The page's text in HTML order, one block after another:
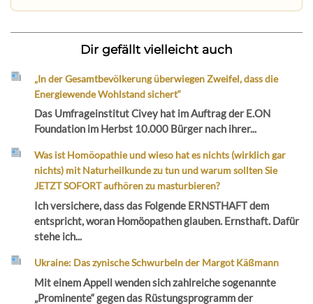
Dir gefällt vielleicht auch
„In der Gesamtbevölkerung überwiegen Zweifel, dass die
Energiewende Wohlstand sichert“
Das Umfrageinstitut Civey hat im Auftrag der E.ON
Foundation im Herbst 10.000 Bürger nach ihrer...
Was ist Homöopathie und wieso hat es nichts (wirklich gar
nichts) mit Naturheilkunde zu tun und warum sollten Sie
JETZT SOFORT aufhören zu masturbieren?
Ich versichere, dass das Folgende ERNSTHAFT dem
entspricht, woran Homöopathen glauben. Ernsthaft. Dafür
stehe ich...
Ukraine: Das zynische Schwurbeln der Margot Käßmann
Mit einem Appell wenden sich zahlreiche sogenannte
„Prominente“ gegen das Rüstungsprogramm der